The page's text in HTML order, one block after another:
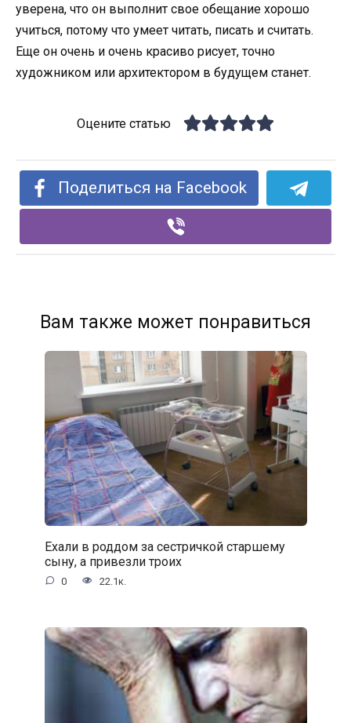
уверена, что он выполнит свое обещание хорошо
учиться, потому что умеет читать, писать и считать.
Еще он очень и очень красиво рисует, точно
художником или архитектором в будущем станет.
Оцените статью
Поделиться на Facebook
Вам также может понравиться
Ехали в роддом за сестричкой старшему
сыну, а привезли троих
0 22.1к.